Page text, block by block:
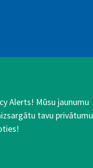
Alerts! Mūsu jaunumu
tavu privātumu